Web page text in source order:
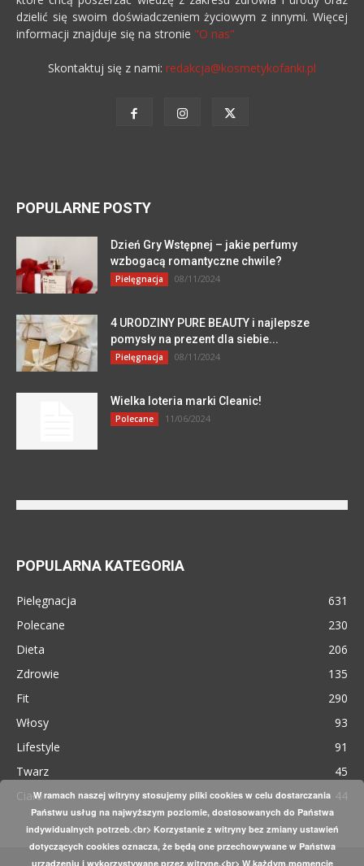
dzielić się swoim doświadczeniem życiowym z innymi. Więcej
informacji znajduje się na stronie "O nas"
Skontaktuj się z nami: redakcja@kosmetykofanki.pl
POPULARNE POSTY
Dzień Gry Wstępnej – jakie perfumy
wzbogacą romantyczne chwile?
Pielęgnacja 08/11/2024
4 URODZINY PURE BEAUTY i najlepsze
pomysły na prezent dla siebie...
Pielęgnacja 08/11/2024
Wielka loteria marki Cleanic!
Polecane 11/06/2024
POPULARNA KATEGORIA
Pielęgnacja
631
Polecane
230
Dieta
206
Zdrowie
135
Fit
290
Włosy
93
Lifestyle
91
Twarz
45
Ciało
44
W ramach naszej witryny stosujemy pliki cookies w celu dostarczania
Państwu usług na najwyższym poziomie, dostosowanych do Państwa
indywidualnych potrzeb.<br> Korzystanie z witryny bez zmiany ustawień
dotyczących cookies oznacza, że będą one przechowywane w Państwa
urządzeniu i wykorzystywane przez witrynę.<br> W każdym momencie